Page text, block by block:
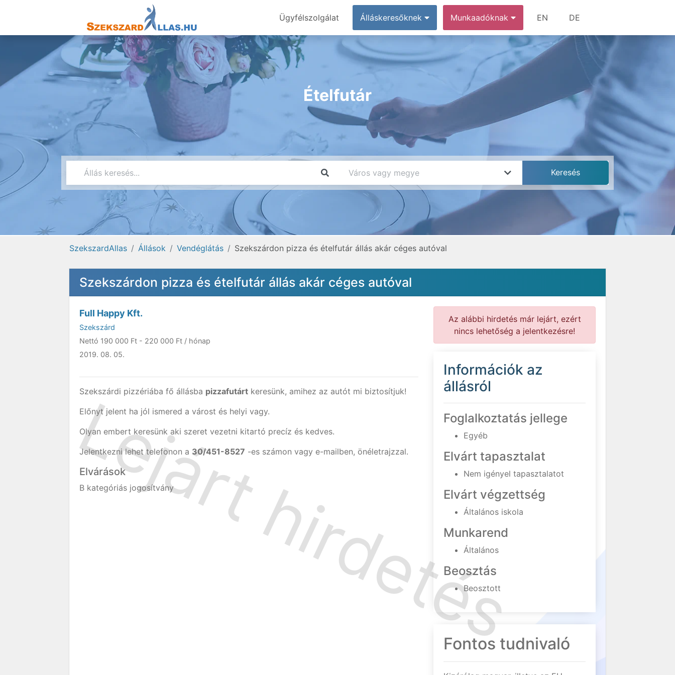
Ügyfélszolgálat Álláskeresőknek Munkaadóknak EN DE
Ételfutár
SzekszardAllas Állások Vendéglátás Szekszárdon pizza és ételfutár állás akár céges autóval
Szekszárdon pizza és ételfutár állás akár céges autóval
Full Happy Kft.
Szekszárd
Nettó 190 000 Ft - 220 000 Ft / hónap
2019. 08. 05.
Szekszárdi pizzériába fő állásba pizzafutárt keresünk, amihez az autót mi biztosítjuk!
Előnyt jelent ha jól ismered a várost és helyi vagy.
Olyan embert keresünk aki szeret vezetni kitartó precíz és kedves.
Jelentkezni lehet telefonon a 30/451-8527 -es számon vagy e-mailben, önéletrajzzal.
Elvárások
B kategóriás jogosítvány
Az alábbi hirdetés már lejárt, ezért
nincs lehetőség a jelentkezésre!
Információk az
állásról
Foglalkoztatás jellege
Egyéb
Elvárt tapasztalat
Nem igényel tapasztalatot
Elvárt végzettség
Általános iskola
Munkarend
Általános
Beosztás
Beosztott
Fontos tudnivaló